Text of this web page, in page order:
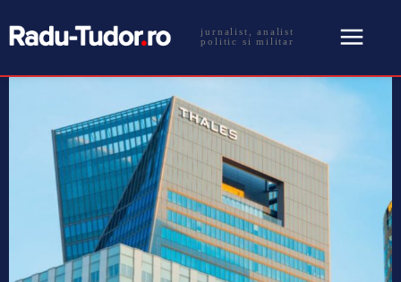
jurnalist, analist
politic si militar